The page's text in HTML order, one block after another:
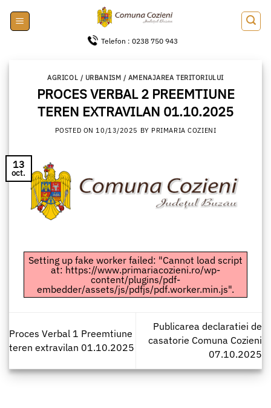
content
Telefon : 0238 750 943
AGRICOL / URBANISM / AMENAJAREA TERITORIULUI
PROCES VERBAL 2 PREEMTIUNE
TEREN EXTRAVILAN 01.10.2025
POSTED ON10/13/2025 BY PRIMARIA COZIENI
13
oct.
Setting up fake worker failed: "Cannot load script
at: https://www.primariacozieni.ro/wp-
content/plugins/pdf-
embedder/assets/js/pdfjs/pdf.worker.min.js".
Proces Verbal 1 Preemtiune
teren extravilan 01.10.2025
Publicarea declaratiei de
casatorie Comuna Cozieni
07.10.2025